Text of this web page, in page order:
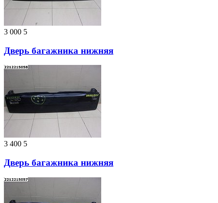
3 000 5
Дверь багажника нижняя
3 400 5
Дверь багажника нижняя